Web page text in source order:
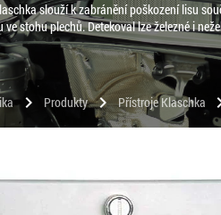
slouží k zabránění poškození lisu
ve stohu plechů. Detekoval lze železné i
chevron_right Produkty chevron_right Přístroje Klaschka